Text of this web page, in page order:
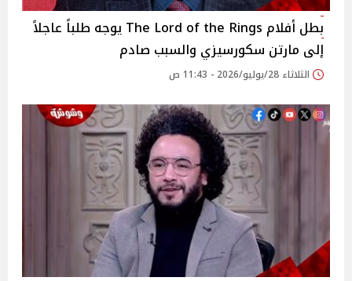
بطل أفلام The Lord of the Rings يوجه طلباً عاجلاً
إلى مارتن سكورسيزي والسبب صادم
الثلاثاء 28/يوليو/2026 - 11:43 ص